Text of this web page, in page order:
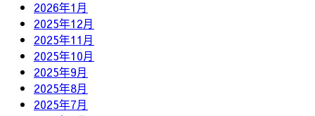
2026年1月
2025年12月
2025年11月
2025年10月
2025年9月
2025年8月
2025年7月